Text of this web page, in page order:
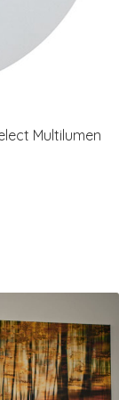
Multilumen